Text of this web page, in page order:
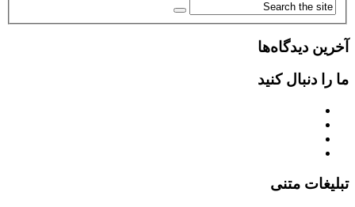
آخرین دیدگاه‌ها
ما را دنبال کنید
تبلیغات متنی